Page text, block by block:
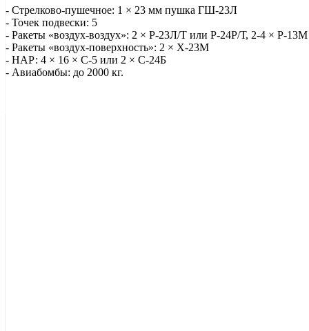
- Стрелково-пушечное: 1 × 23 мм пушка ГШ-23Л
- Точек подвески: 5
- Ракеты «воздух-воздух»: 2 × Р-23Л/Т или Р-24Р/Т, 2-4 × Р-
- Ракеты «воздух-поверхность»: 2 × Х-23М
- НАР: 4 × 16 × С-5 или 2 × С-24Б
- Авиабомбы: до 2000 кг.